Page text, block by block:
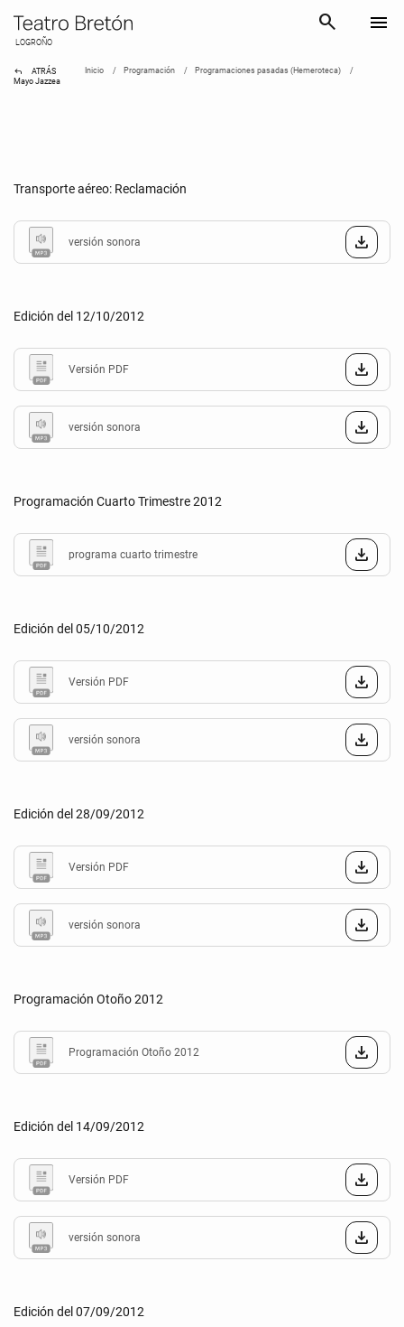
LOGROÑO
search menu
reply ATRÁS Inicio Programación
Programaciones pasadas (Hemeroteca)
Mayo Jazzea
Transporte aéreo: Reclamación
versión sonora
Edición del 12/10/2012
Versión PDF
versión sonora
Programación Cuarto Trimestre 2012
programa cuarto trimestre
Edición del 05/10/2012
Versión PDF
versión sonora
Edición del 28/09/2012
Versión PDF
versión sonora
Programación Otoño 2012
Programación Otoño 2012
Edición del 14/09/2012
Versión PDF
versión sonora
Edición del 07/09/2012